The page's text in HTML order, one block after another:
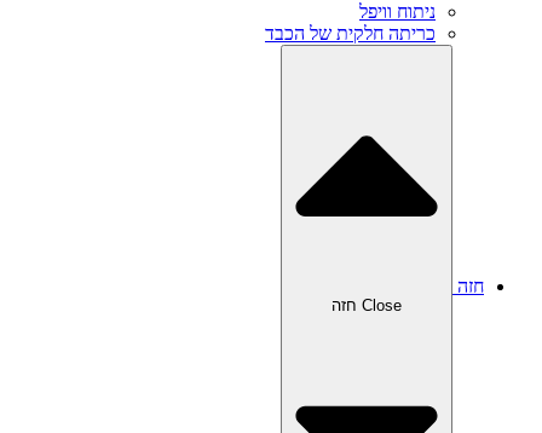
ניתוח וויפל
כריתה חלקית של הכבד
חזה
Close חזה